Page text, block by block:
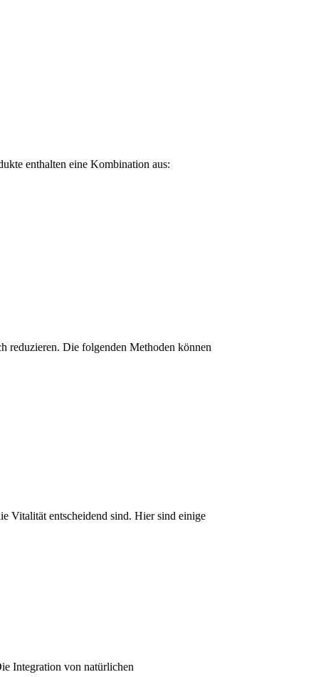
enthalten eine Kombination aus:
reduzieren. Die folgenden Methoden können
Vitalität entscheidend sind. Hier sind einige
Integration von natürlichen